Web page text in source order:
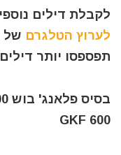
לקבלת דילים
לערוץ הטלגרם של
תפספסו יותר
GKF 600